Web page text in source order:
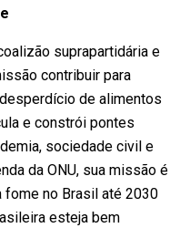
suprapartidária e
contribuir para
de alimentos
e constrói pontes
sociedade civil e
da ONU, sua missão é
fome no Brasil até 2030
esteja bem